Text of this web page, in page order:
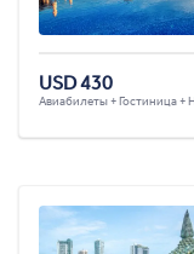
USD 430
Авиабилеты + Гостиница +